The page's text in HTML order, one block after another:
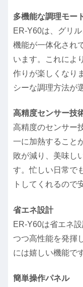
多機能な調理モー
ER-Y60は、グリ
機能が一体化され
います。これによ
作りが楽しくなり
シーな調理方法が
高精度センサー技
高精度のセンサー
一に加熱すること
敗が減り、美味し
す。忙しい日常で
トしてくれるので
省エネ設計
ER-Y60は省エネ
つつ高性能を発揮
には嬉しい機能で
簡単操作パネル